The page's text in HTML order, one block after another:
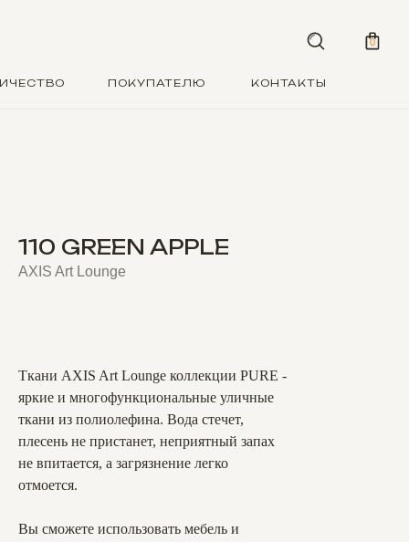
ПОКУПАТЕЛЮ КОНТАКТЫ
0
110 GREEN APPLE
AXIS Art Lounge
Ткани AXIS Art Lounge коллекции PURE -
яркие и многофункциональные уличные
ткани из полиолефина. Вода стечет,
плесень не пристанет, неприятный запах
не впитается, а загрязнение легко
отмоется.
Вы сможете использовать мебель и